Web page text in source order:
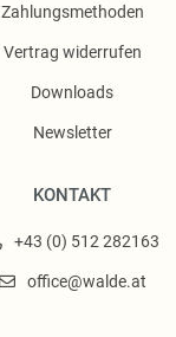
Zahlungsmethoden
Vertrag widerrufen
Downloads
Newsletter
KONTAKT
+43 (0) 512 282163
office@walde.at